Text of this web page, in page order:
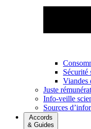
Sécurité
Viandes
Juste
Info-veille
Sources
Accords
& Guides